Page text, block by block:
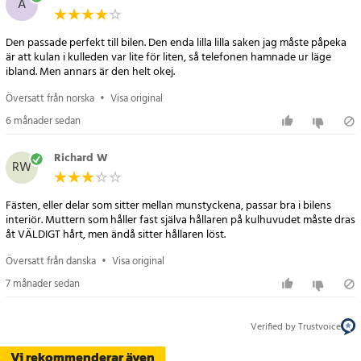
monteringsfäste och mobilhållare installeras enkelt och ger en
bekväm och säker användning av din mobiltelefon under färd.
Specifikation
- Passar Mercedes EQA (H243) årsmodeller 2020–2024
- Passar Mercedes GLA (H247) årsmodeller 2020–2024
- Passar Mercedes B-Klass (W247) årsmodeller 2020–2024
- Monteras utan åverkan med modellanpassat klick-fäste
- Inkluderar monteringsfäste, kulled och justerbar mobilhållare
- Justerbar bredd: ca 5–9,5 cm – kompatibel med de flesta
smartphones
- Material: plast med mjuk vaddering
- Färg: Svart
A
Den passade perfekt till bilen. Den enda lilla lilla saken jag måste påpeka
är att kulan i kulleden var lite för liten, så telefonen hamnade ur läge
ibland. Men annars är den helt okej.
Översatt från norska • Visa original
6 månader sedan
RW Richard W
Fästen, eller delar som sitter mellan munstyckena, passar bra i bilens
interiör. Muttern som håller fast själva hållaren på kulhuvudet måste dras
åt VÄLDIGT hårt, men ändå sitter hållaren löst.
Översatt från danska • Visa original
7 månader sedan
Verified by Trustvoice